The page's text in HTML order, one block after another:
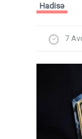
Hadisə
7